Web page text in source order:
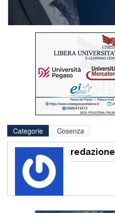
Categorie Cosenza
redazione